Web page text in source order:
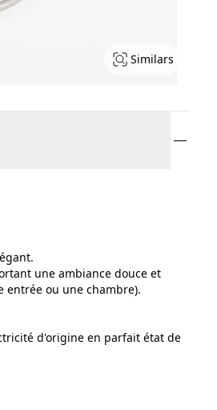
Similars
une ambiance douce et
entrée ou une chambre).
d'origine en parfait état de